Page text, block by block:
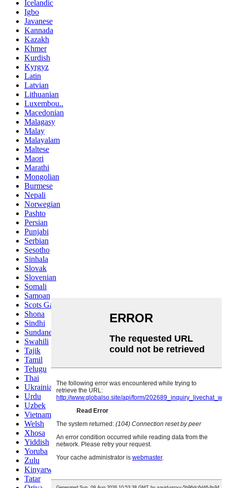
Icelandic
Igbo
Javanese
Kannada
Kazakh
Khmer
Kurdish
Kyrgyz
Latin
Latvian
Lithuanian
Luxembou..
Macedonian
Malagasy
Malay
Malayalam
Maltese
Maori
Marathi
Mongolian
Burmese
Nepali
Norwegian
Pashto
Persian
Punjabi
Serbian
Sesotho
Sinhala
Slovak
Slovenian
Somali
Samoan
Scots Gaelic
Shona
Sindhi
Sundanese
Swahili
Tajik
Tamil
Telugu
Thai
Ukrainian
Urdu
Uzbek
Vietnamese
Welsh
Xhosa
Yiddish
Yoruba
Zulu
Kinyarwanda
Tatar